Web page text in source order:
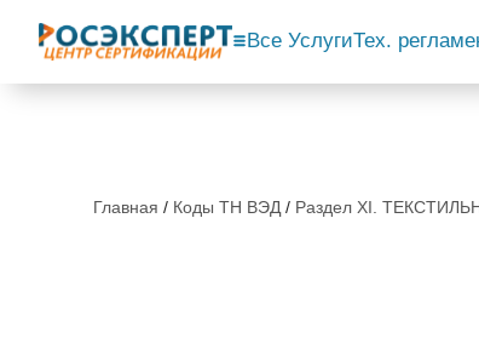
Все УслугиТех.
Главная / Коды ТН ВЭД / Раздел XI.